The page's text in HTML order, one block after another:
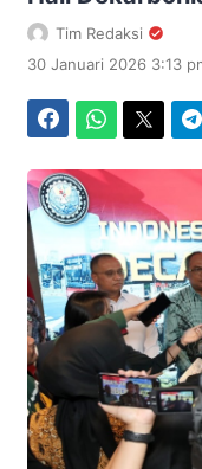
Tim Redaksi
30 Januari 2026 3:13